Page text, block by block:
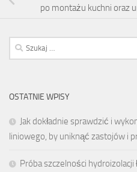
po montażu kuchni oraz
Szukaj:
OSTATNIE WPISY
Jak dokładnie sprawdzić i
liniowego, by uniknąć zastojów i
Próba szczelności